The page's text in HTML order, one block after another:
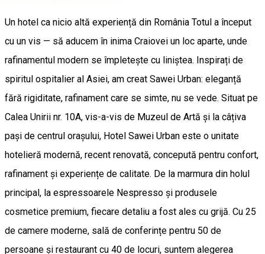
Un hotel ca nicio altă experiență din România Totul a început
cu un vis — să aducem în inima Craiovei un loc aparte, unde
rafinamentul modern se împletește cu liniștea. Inspirați de
spiritul ospitalier al Asiei, am creat Sawei Urban: eleganță
fără rigiditate, rafinament care se simte, nu se vede. Situat pe
Calea Unirii nr. 10A, vis-a-vis de Muzeul de Artă și la câțiva
pași de centrul orașului, Hotel Sawei Urban este o unitate
hotelieră modernă, recent renovată, concepută pentru confort,
rafinament și experiențe de calitate. De la marmura din holul
principal, la espressoarele Nespresso și produsele
cosmetice premium, fiecare detaliu a fost ales cu grijă. Cu 25
de camere moderne, sală de conferințe pentru 50 de
persoane și restaurant cu 40 de locuri, suntem alegerea